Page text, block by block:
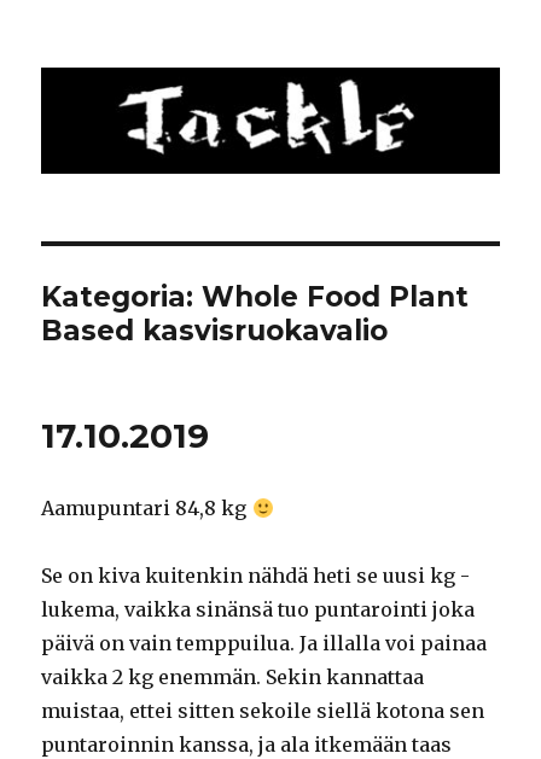
Tackle
Kategoria: Whole Food Plant
Based kasvisruokavalio
17.10.2019
Aamupuntari 84,8 kg
Se on kiva kuitenkin nähdä heti se uusi kg -
lukema, vaikka sinänsä tuo puntarointi joka
päivä on vain temppuilua. Ja illalla voi painaa
vaikka 2 kg enemmän. Sekin kannattaa
muistaa, ettei sitten sekoile siellä kotona sen
puntaroinnin kanssa, ja ala itkemään taas